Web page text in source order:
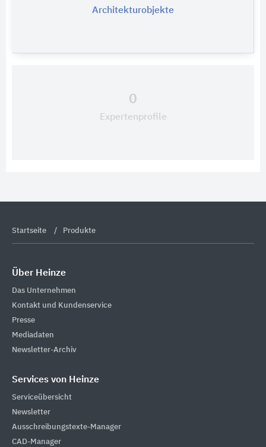
Architekturobjekte
0
Expertenprofile
Startseite Produkte
Über Heinze
Das Unternehmen
Kontakt und Kundenservice
Presse
Mediadaten
Newsletter-Archiv
Services von Heinze
Serviceübersicht
Newsletter
Ausschreibungstexte-Manager
CAD-Manager